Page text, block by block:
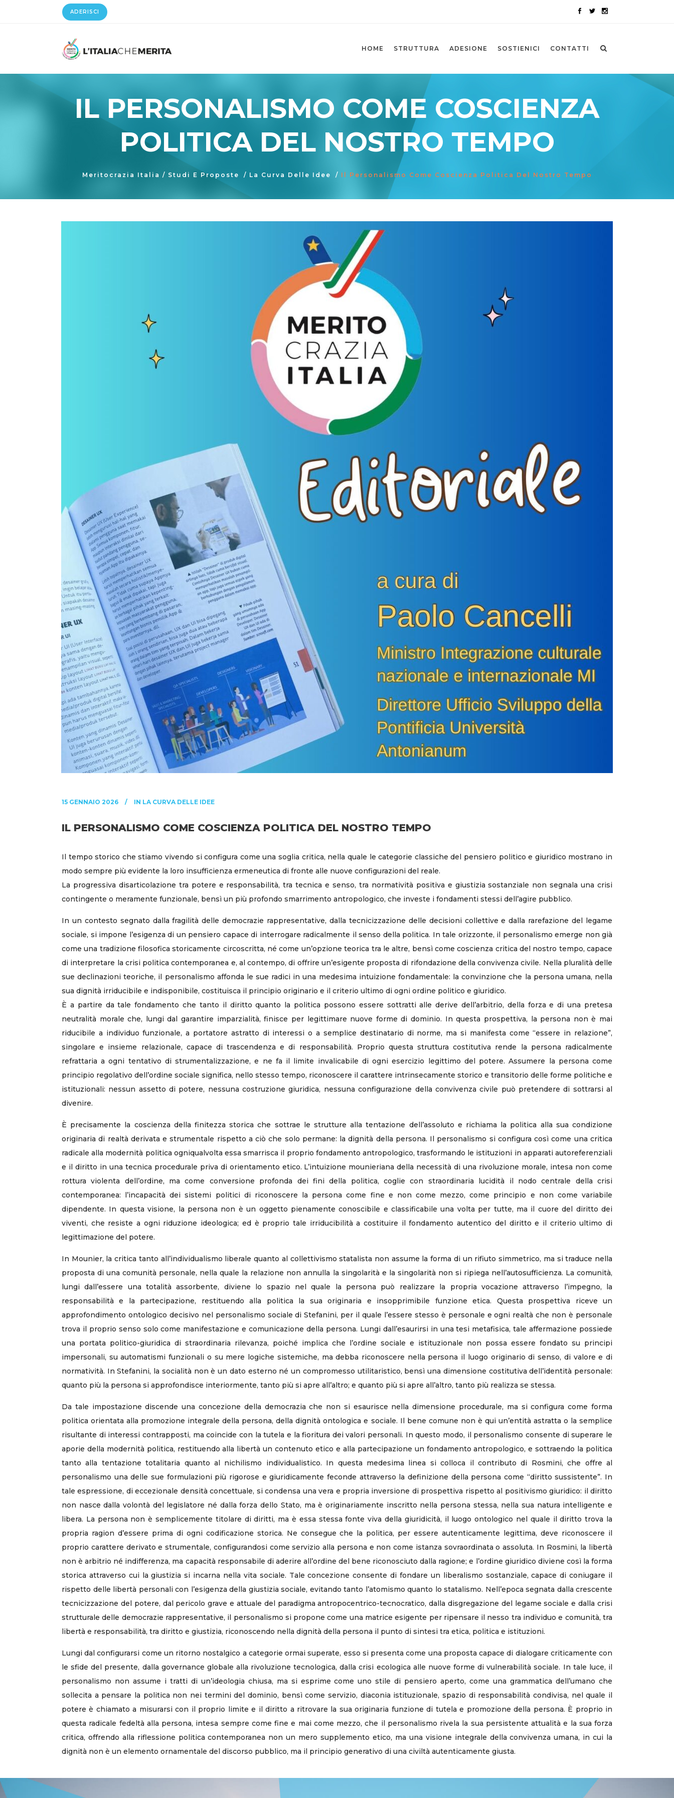
ADERISCI
HOME STRUTTURA ADESIONE SOSTIENICI CONTATTI
IL PERSONALISMO COME COSCIENZA
POLITICA DEL NOSTRO TEMPO
Meritocrazia Italia / Studi E Proposte / La Curva Delle Idee / Il Personalismo Come Coscienza Politica Del Nostro Tempo
15 GENNAIO 2026 IN LA CURVA DELLE IDEE
IL PERSONALISMO COME COSCIENZA POLITICA DEL NOSTRO TEMPO
Il tempo storico che stiamo vivendo si configura come una soglia critica, nella quale le categorie classiche del pensiero politico e giuridico mostrano in
modo sempre più evidente la loro insufficienza ermeneutica di fronte alle nuove configurazioni del reale.
La progressiva disarticolazione tra potere e responsabilità, tra tecnica e senso, tra normatività positiva e giustizia sostanziale non segnala una crisi
contingente o meramente funzionale, bensì un più profondo smarrimento antropologico, che investe i fondamenti stessi dell’agire pubblico.
In un contesto segnato dalla fragilità delle democrazie rappresentative, dalla tecnicizzazione delle decisioni collettive e dalla rarefazione del legame
sociale, si impone l’esigenza di un pensiero capace di interrogare radicalmente il senso della politica. In tale orizzonte, il personalismo emerge non già
come una tradizione filosofica storicamente circoscritta, né come un’opzione teorica tra le altre, bensì come coscienza critica del nostro tempo, capace
di interpretare la crisi politica contemporanea e, al contempo, di offrire un’esigente proposta di rifondazione della convivenza civile. Nella pluralità delle
sue declinazioni teoriche, il personalismo affonda le sue radici in una medesima intuizione fondamentale: la convinzione che la persona umana, nella
sua dignità irriducibile e indisponibile, costituisca il principio originario e il criterio ultimo di ogni ordine politico e giuridico.
È a partire da tale fondamento che tanto il diritto quanto la politica possono essere sottratti alle derive dell’arbitrio, della forza e di una pretesa
neutralità morale che, lungi dal garantire imparzialità, finisce per legittimare nuove forme di dominio. In questa prospettiva, la persona non è mai
riducibile a individuo funzionale, a portatore astratto di interessi o a semplice destinatario di norme, ma si manifesta come “essere in relazione”,
singolare e insieme relazionale, capace di trascendenza e di responsabilità. Proprio questa struttura costitutiva rende la persona radicalmente
refrattaria a ogni tentativo di strumentalizzazione, e ne fa il limite invalicabile di ogni esercizio legittimo del potere. Assumere la persona come
principio regolativo dell’ordine sociale significa, nello stesso tempo, riconoscere il carattere intrinsecamente storico e transitorio delle forme politiche e
istituzionali: nessun assetto di potere, nessuna costruzione giuridica, nessuna configurazione della convivenza civile può pretendere di sottrarsi al
divenire.
È precisamente la coscienza della finitezza storica che sottrae le strutture alla tentazione dell’assoluto e richiama la politica alla sua condizione
originaria di realtà derivata e strumentale rispetto a ciò che solo permane: la dignità della persona. Il personalismo si configura così come una critica
radicale alla modernità politica ogniqualvolta essa smarrisca il proprio fondamento antropologico, trasformando le istituzioni in apparati autoreferenziali
e il diritto in una tecnica procedurale priva di orientamento etico. L’intuizione mounieriana della necessità di una rivoluzione morale, intesa non come
rottura violenta dell’ordine, ma come conversione profonda dei fini della politica, coglie con straordinaria lucidità il nodo centrale della crisi
contemporanea: l’incapacità dei sistemi politici di riconoscere la persona come fine e non come mezzo, come principio e non come variabile
dipendente. In questa visione, la persona non è un oggetto pienamente conoscibile e classificabile una volta per tutte, ma il cuore del diritto dei
viventi, che resiste a ogni riduzione ideologica; ed è proprio tale irriducibilità a costituire il fondamento autentico del diritto e il criterio ultimo di
legittimazione del potere.
In Mounier, la critica tanto all’individualismo liberale quanto al collettivismo statalista non assume la forma di un rifiuto simmetrico, ma si traduce nella
proposta di una comunità personale, nella quale la relazione non annulla la singolarità e la singolarità non si ripiega nell’autosufficienza. La comunità,
lungi dall’essere una totalità assorbente, diviene lo spazio nel quale la persona può realizzare la propria vocazione attraverso l’impegno, la
responsabilità e la partecipazione, restituendo alla politica la sua originaria e insopprimibile funzione etica. Questa prospettiva riceve un
approfondimento ontologico decisivo nel personalismo sociale di Stefanini, per il quale l’essere stesso è personale e ogni realtà che non è personale
trova il proprio senso solo come manifestazione e comunicazione della persona. Lungi dall’esaurirsi in una tesi metafisica, tale affermazione possiede
una portata politico-giuridica di straordinaria rilevanza, poiché implica che l’ordine sociale e istituzionale non possa essere fondato su principi
impersonali, su automatismi funzionali o su mere logiche sistemiche, ma debba riconoscere nella persona il luogo originario di senso, di valore e di
normatività. In Stefanini, la socialità non è un dato esterno né un compromesso utilitaristico, bensì una dimensione costitutiva dell’identità personale:
quanto più la persona si approfondisce interiormente, tanto più si apre all’altro; e quanto più si apre all’altro, tanto più realizza se stessa.
Da tale impostazione discende una concezione della democrazia che non si esaurisce nella dimensione procedurale, ma si configura come forma
politica orientata alla promozione integrale della persona, della dignità ontologica e sociale. Il bene comune non è qui un’entità astratta o la semplice
risultante di interessi contrapposti, ma coincide con la tutela e la fioritura dei valori personali. In questo modo, il personalismo consente di superare le
aporie della modernità politica, restituendo alla libertà un contenuto etico e alla partecipazione un fondamento antropologico, e sottraendo la politica
tanto alla tentazione totalitaria quanto al nichilismo individualistico. In questa medesima linea si colloca il contributo di Rosmini, che offre al
personalismo una delle sue formulazioni più rigorose e giuridicamente feconde attraverso la definizione della persona come “diritto sussistente”. In
tale espressione, di eccezionale densità concettuale, si condensa una vera e propria inversione di prospettiva rispetto al positivismo giuridico: il diritto
non nasce dalla volontà del legislatore né dalla forza dello Stato, ma è originariamente inscritto nella persona stessa, nella sua natura intelligente e
libera. La persona non è semplicemente titolare di diritti, ma è essa stessa fonte viva della giuridicità, il luogo ontologico nel quale il diritto trova la
propria ragion d’essere prima di ogni codificazione storica. Ne consegue che la politica, per essere autenticamente legittima, deve riconoscere il
proprio carattere derivato e strumentale, configurandosi come servizio alla persona e non come istanza sovraordinata o assoluta. In Rosmini, la libertà
non è arbitrio né indifferenza, ma capacità responsabile di aderire all’ordine del bene riconosciuto dalla ragione; e l’ordine giuridico diviene così la forma
storica attraverso cui la giustizia si incarna nella vita sociale. Tale concezione consente di fondare un liberalismo sostanziale, capace di coniugare il
rispetto delle libertà personali con l’esigenza della giustizia sociale, evitando tanto l’atomismo quanto lo statalismo. Nell’epoca segnata dalla crescente
tecnicizzazione del potere, dal pericolo grave e attuale del paradigma antropocentrico-tecnocratico, dalla disgregazione del legame sociale e dalla crisi
strutturale delle democrazie rappresentative, il personalismo si propone come una matrice esigente per ripensare il nesso tra individuo e comunità, tra
libertà e responsabilità, tra diritto e giustizia, riconoscendo nella dignità della persona il punto di sintesi tra etica, politica e istituzioni.
Lungi dal configurarsi come un ritorno nostalgico a categorie ormai superate, esso si presenta come una proposta capace di dialogare criticamente con
le sfide del presente, dalla governance globale alla rivoluzione tecnologica, dalla crisi ecologica alle nuove forme di vulnerabilità sociale. In tale luce, il
personalismo non assume i tratti di un’ideologia chiusa, ma si esprime come uno stile di pensiero aperto, come una grammatica dell’umano che
sollecita a pensare la politica non nei termini del dominio, bensì come servizio, diaconia istituzionale, spazio di responsabilità condivisa, nel quale il
potere è chiamato a misurarsi con il proprio limite e il diritto a ritrovare la sua originaria funzione di tutela e promozione della persona. È proprio in
questa radicale fedeltà alla persona, intesa sempre come fine e mai come mezzo, che il personalismo rivela la sua persistente attualità e la sua forza
critica, offrendo alla riflessione politica contemporanea non un mero supplemento etico, ma una visione integrale della convivenza umana, in cui la
dignità non è un elemento ornamentale del discorso pubblico, ma il principio generativo di una civiltà autenticamente giusta.